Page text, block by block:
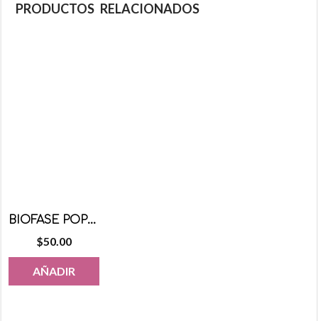
PRODUCTOS RELACIONADOS
BIOFASE POPOTE RETAIL 25CM 150 PZS
$50.00
AÑADIR